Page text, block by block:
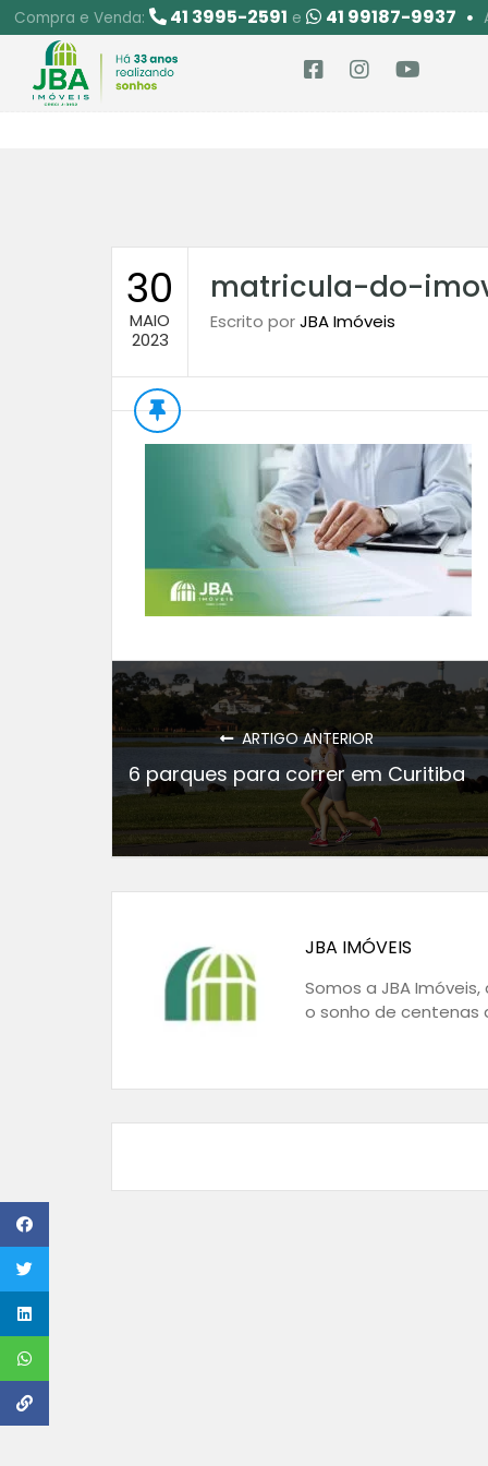
Compra e Venda: 41 3995-2591 e 41 99187-9937
30
MAIO
2023
matricula-do-
Escrito porJBA Imóveis
ARTIGO ANTERIOR
6 parques para correr em Curitiba
JBA IMÓVEIS
Somos a JBA
o sonho de centenas